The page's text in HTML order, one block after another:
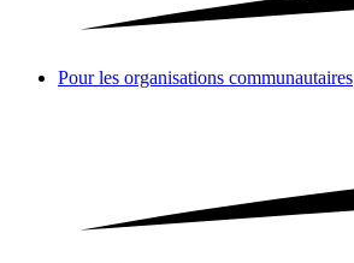
Pour les organisations communautaires